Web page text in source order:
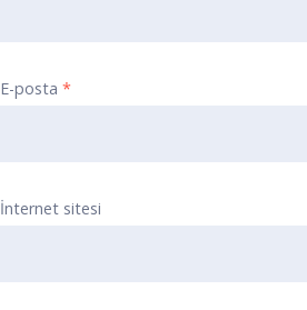
E-posta *
İnternet sitesi